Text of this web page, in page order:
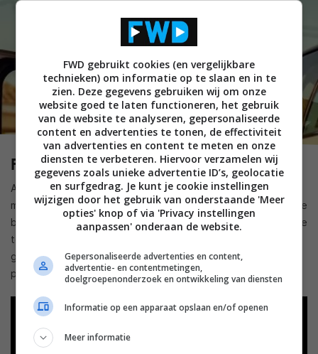
Fast Charlie (Amazon Prime Video)
Als zijn oude baas wordt afgemaakt, moet Charlie Swift het
maffia-bestaan overnemen. Althans, hij moet de bende die de
baas heeft uitgeschakeld zelf uitschakelen en wordt daarmee
toch een soort maffiabaas op zijn eigen manier. Deze film is
gebaseerd op Gun Monkeys en heeft Pierce Brosnan in een
prima hoofdrol.
FWD gebruikt cookies (en vergelijkbare
technieken) om informatie op te slaan en in te
zien. Deze gegevens gebruiken wij om onze
website goed te laten functioneren, het gebruik
van de website te analyseren, gepersonaliseerde
content en advertenties te tonen, de effectiviteit
van advertenties en content te meten en onze
diensten te verbeteren. Hiervoor verzamelen wij
gegevens zoals unieke advertentie ID’s, geolocatie
en surfgedrag. Je kunt je cookie instellingen
wijzigen door het gebruik van onderstaande 'Meer
opties' knop of via 'Privacy instellingen
aanpassen' onderaan de website.
Gepersonaliseerde advertenties en content,
advertentie- en contentmetingen,
doelgroepenonderzoek en ontwikkeling van diensten
Informatie op een apparaat opslaan en/of openen
Meer informatie